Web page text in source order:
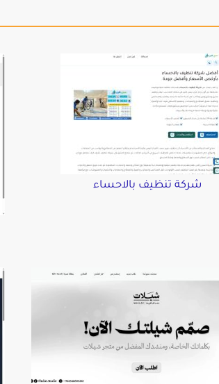
شركة تنظيف بالاحساء